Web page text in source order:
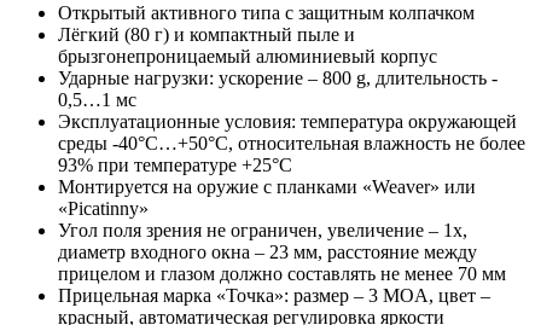
Открытый активного типа с защитным колпачком
Лёгкий (80 г) и компактный пыле и
брызгонепроницаемый алюминиевый корпус
Ударные нагрузки: ускорение – 800 g, длительность -
0,5…1 мс
Эксплуатационные условия: температура окружающей
среды -40°C…+50°C, относительная влажность не более
93% при температуре +25°C
Монтируется на оружие с планками «Weaver» или
«Picatinny»
Угол поля зрения не ограничен, увеличение – 1x,
диаметр входного окна – 23 мм, расстояние между
прицелом и глазом должно составлять не менее 70 мм
Прицельная марка «Точка»: размер – 3 MOA, цвет –
красный, автоматическая регулировка яркости